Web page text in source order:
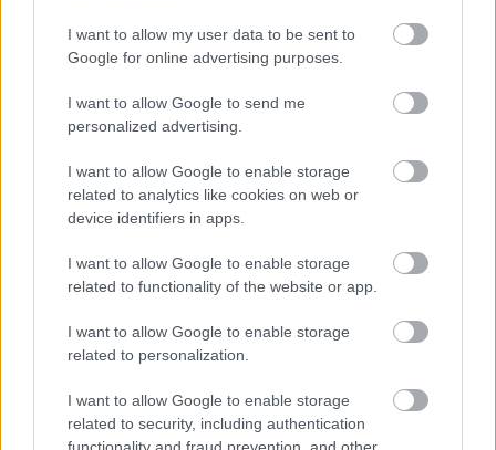
I want to allow my user data to be sent to
Google for online advertising purposes.
I want to allow Google to send me
personalized advertising.
I want to allow Google to enable storage
related to analytics like cookies on web or
device identifiers in apps.
I want to allow Google to enable storage
related to functionality of the website or app.
I want to allow Google to enable storage
related to personalization.
I want to allow Google to enable storage
related to security, including authentication
functionality and fraud prevention, and other
Kétkeréken
A biciklizés szerelmesei is találhatnak
maguknak elfoglaltságot, hiszen egyenesen